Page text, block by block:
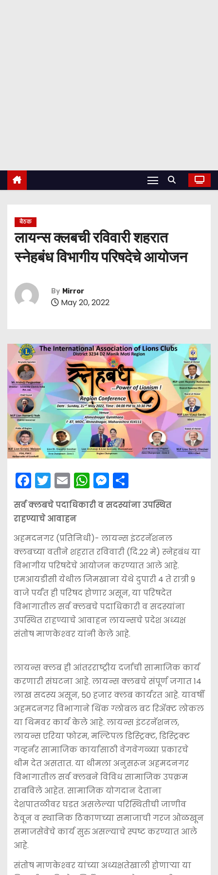
बैठक
लायन्स क्लबची रविवारी शहरात
स्नेहबंध विभागीय परिषदेचे आयोजन
By Mirror
May 20, 2022
F
a
c
e
b
o
o
k
T
w
itt
er
E
m
ai
l
W
h
a
A
p
p
M
e
s
e
n
g
er
S
h
ar
सर्व क्लबचे पदाधिकारी व सदस्यांना उपस्थित
राहण्याचे आवाहन
अहमदनगर (प्रतिनिधी)- लायन्स इंटरनॅशनल
क्लबच्या वतीने शहरात रविवारी (दि.22 मे) स्नेहबंध या
विभागीय परिषदेचे आयोजन करण्यात आले आहे.
एमआयडीसी येथील जिमखाना येथे दुपारी 4 ते रात्री 9
वाजे पर्यंत ही परिषद होणार असून, या परिषदेत
विभागातील सर्व क्लबचे पदाधिकारी व सदस्यांना
उपस्थित राहण्याचे आवाहन लायन्सचे प्रदेश अध्यक्ष
संतोष माणकेश्‍वर यांनी केले आहे.
लायन्स क्लब ही आंतरराष्ट्रीय दर्जाची सामाजिक कार्य
करणारी संघटना आहे. लायन्स क्लबचे संपूर्ण जगात 14
लाख सदस्य असून, 50 हजार क्लब कार्यरत आहे. यावर्षी
अहमदनगर विभागाने थिंक ग्लोबल बट रिअ‍ॅक्ट लोकल
या थिमवर कार्य केले आहे. लायन्स इंटरनॅशनल,
लायन्स एरिया फोरम, मल्टिपल डिस्ट्रिक्ट, डिस्ट्रिक्ट
गव्हर्नर सामाजिक कार्यासाठी वेगवेगळ्या प्रकारचे
थीम देत असतात. या थीमला अनुसरून अहमदनगर
विभागातील सर्व क्लबने विविध सामाजिक उपक्रम
राबविले आहेत. सामाजिक योगदान देताना
देशपातळीवर घडत असलेल्या परिस्थितीची जाणीव
ठेवून व स्थानिक ठिकाणच्या समाजाची गरज ओळखून
समाजसेवेचे कार्य सुरु असल्याचे स्पष्ट करण्यात आले
आहे.
संतोष माणकेश्‍वर यांच्या अध्यक्षतेखाली होणार्‍या या